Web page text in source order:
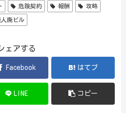
危険契約 報酬 攻略
人廃ビル
ェアする
Facebook はてブ
LINE コピー